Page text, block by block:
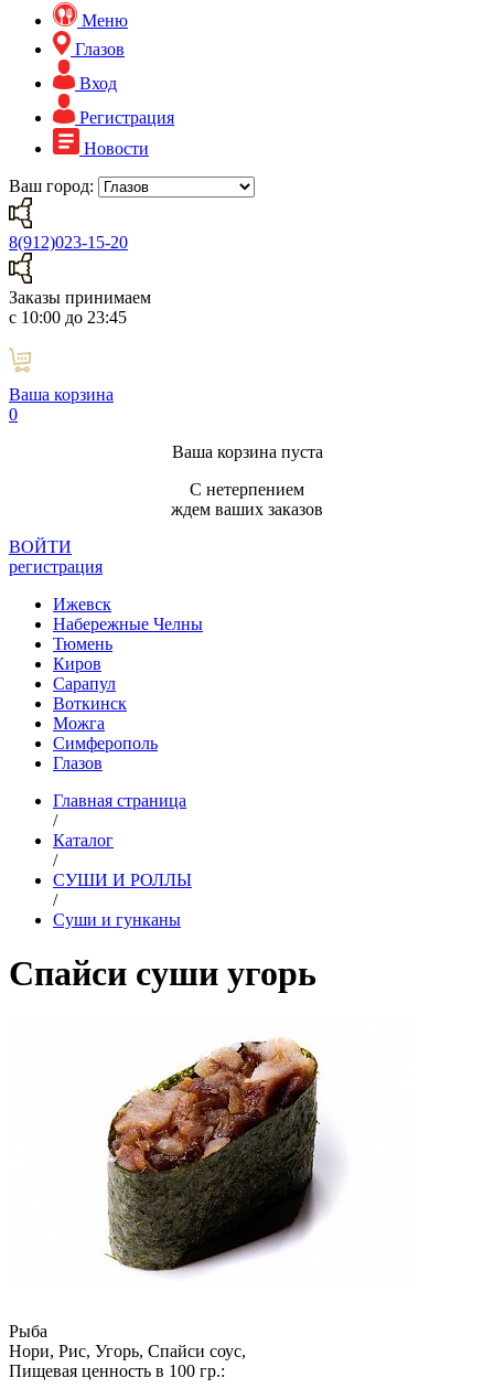
Меню
Глазов
Вход
Регистрация
Новости
Ваш город:
8(912)023-15-20
Заказы принимаем
с 10:00 до 23:45
Ваша корзина
0
Ваша корзина пуста
С нетерпением
ждем ваших заказов
ВОЙТИ
регистрация
Ижевск
Набережные Челны
Тюмень
Киров
Сарапул
Воткинск
Можга
Симферополь
Глазов
Главная страница
/
Каталог
/
СУШИ И РОЛЛЫ
/
Суши и гунканы
Спайси суши угорь
Рыба
Нори, Рис, Угорь, Спайси соус,
Пищевая ценность в 100 гр.: